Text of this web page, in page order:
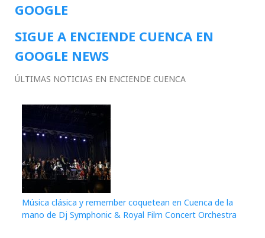
GOOGLE
SIGUE A ENCIENDE CUENCA EN
GOOGLE NEWS
ÚLTIMAS NOTICIAS EN ENCIENDE CUENCA
Música clásica y remember coquetean en Cuenca de la
mano de Dj Symphonic & Royal Film Concert Orchestra